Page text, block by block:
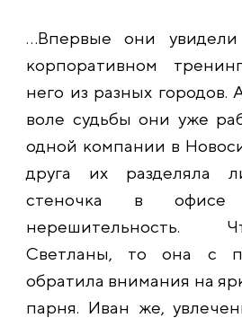
…Впервые они
корпоративном
него из разных городов.
воле судьбы они уже
одной компании в
друга их разделяла
стеночка в
нерешительность.
Светланы, то она с
обратила внимания на
парня. Иван же,